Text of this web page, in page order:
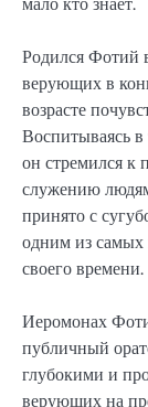
Родился Фотий
верующих в
возрасте
Воспитываясь
он стремился к
служению
принято с
одним из самых
своего времени.
Иеромонах
публичный
глубокими и
верующих на